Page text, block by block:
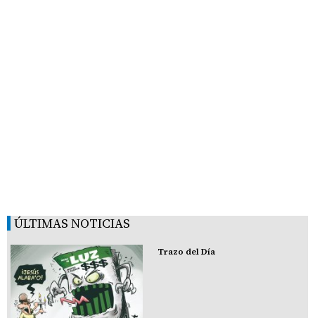
ÚLTIMAS NOTICIAS
Trazo del Día